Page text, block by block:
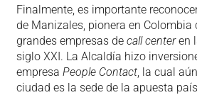
Finalmente, es importante
de Manizales, pionera en Colombia
grandes empresas de call centeren
siglo XXI. La Alcaldía hizo
empresa People Contact, la cual
ciudad es la sede de la apuesta